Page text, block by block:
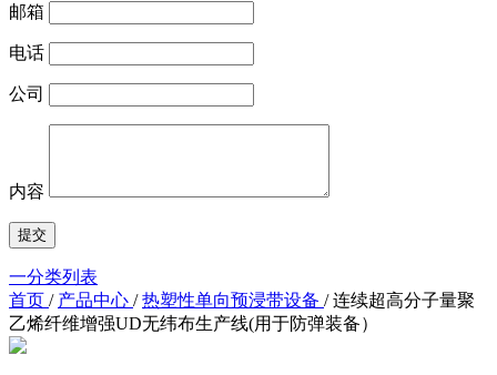
邮箱
电话
公司
内容
一分类列表
首页 / 产品中心 /热塑性单向预浸带设备 /连续超高分子量聚
乙烯纤维增强UD无纬布生产线(用于防弹装备）